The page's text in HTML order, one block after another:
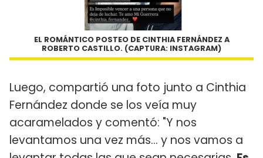
EL ROMÁNTICO POSTEO DE CINTHIA FERNÁNDEZ A
ROBERTO CASTILLO. (CAPTURA: INSTAGRAM)
Luego, compartió una foto junto a Cinthia
Fernández donde se los veía muy
acaramelados y comentó: "Y nos
levantamos una vez más... y nos vamos a